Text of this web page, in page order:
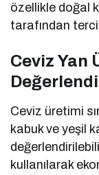
özellikle doğal
tarafından
Ceviz Yan
Ceviz üretimi
kabuk ve yeşil
kullanılarak